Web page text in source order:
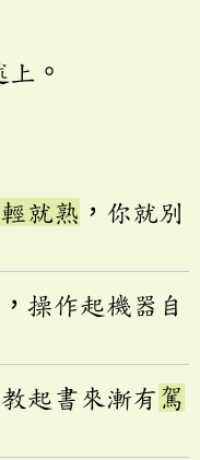
。
就熟 ，你就別
操作起機器自
起書來漸有 駕